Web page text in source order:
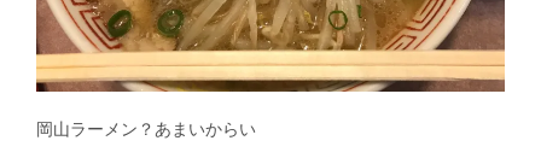
岡山ラーメン？あまいからい